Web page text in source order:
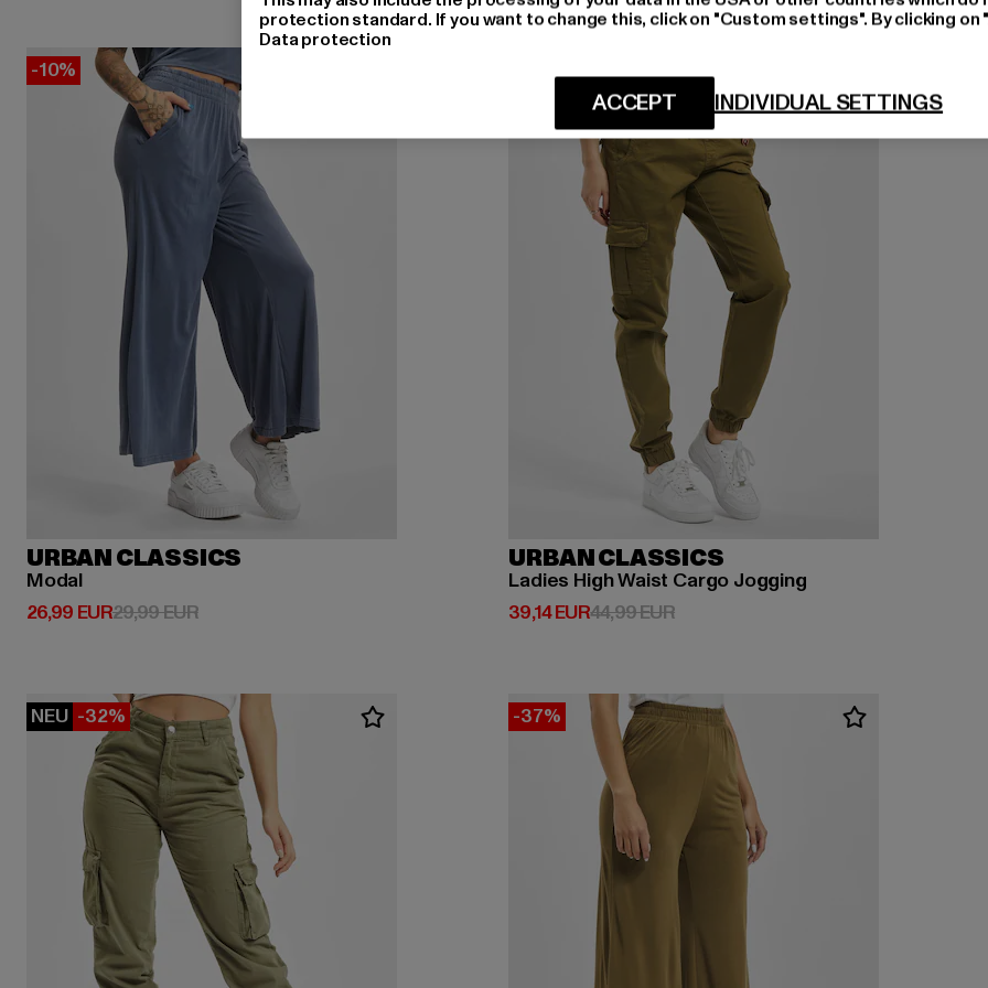
-10%
URBAN CLASSICS
Modal
26,99 EUR
Derzeitiger Preis: 26,99 EUR
29,99 EURAktionspreis: 29,99 EUR
-13%
URBAN CLASSICS
Ladies High Waist Cargo Jogging
39,14 EUR
Derzeitiger Preis: 39,14 EUR
44,99 EURAktionspreis: 44,99 EUR
NEU -32% -37%
protection standard. If you want to change this, click on "Custom settings". By clicking
Data protection
INDIVIDUAL SETTINGS
ACCEPT